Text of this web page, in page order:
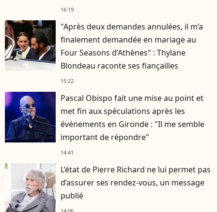
16:19
"Après deux demandes annulées, il m’a
finalement demandée en mariage au
Four Seasons d’Athènes" : Thylane
Blondeau raconte ses fiançailles
15:22
Pascal Obispo fait une mise au point et
met fin aux spéculations après les
événements en Gironde : "Il me semble
important de répondre"
14:41
L’état de Pierre Richard ne lui permet pas
d’assurer ses rendez-vous, un message
publié